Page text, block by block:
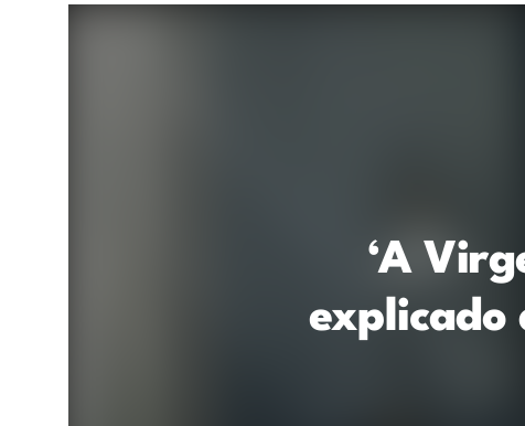
‘A
explicado